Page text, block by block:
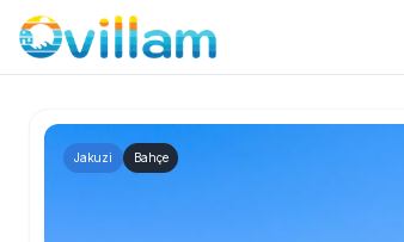
Jakuzi Bahçe